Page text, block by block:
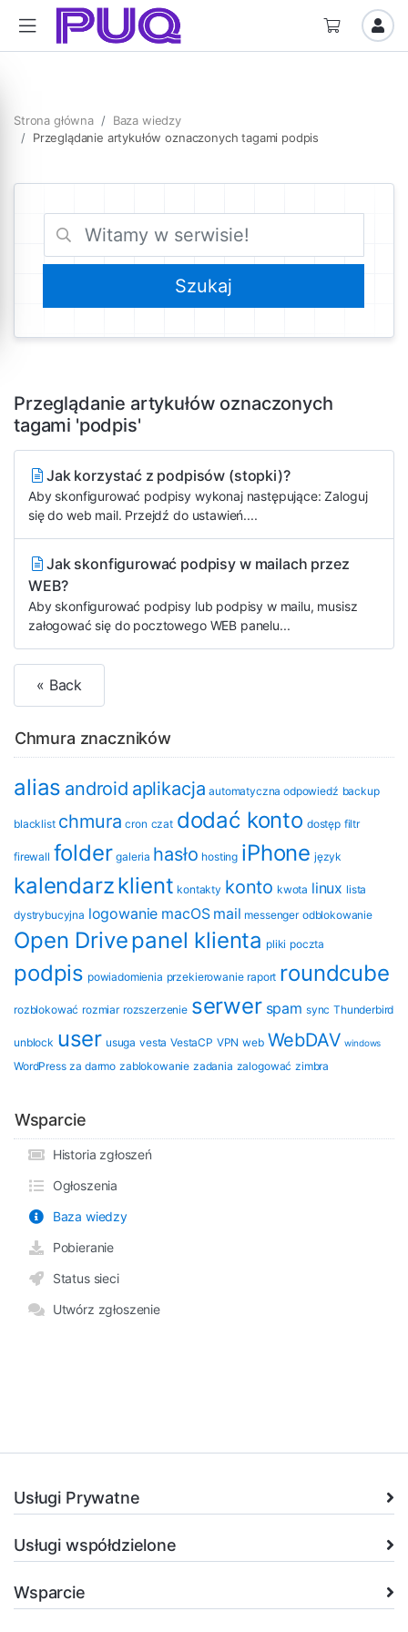
Strona główna
Baza wiedzy
Przeglądanie artykułów oznaczonych tagami podpis
Przeglądanie artykułów oznaczonych
tagami 'podpis'
Jak korzystać z podpisów (stopki)?
Aby skonfigurować podpisy wykonaj następujące: Zaloguj
się do web mail. Przejdź do ustawień....
Jak skonfigurować podpisy w mailach przez
WEB?
Aby skonfigurować podpisy lub podpisy w mailu, musisz
załogować się do pocztowego WEB panelu...
« Back
Chmura znaczników
alias android aplikacja automatyczna odpowiedź backup
blacklist chmura cron czat dodać konto dostęp filtr
firewall folder galeria hasło hosting iPhone język
kalendarzklient kontakty konto kwota linux lista
dystrybucyjna logowanie macOS mail messenger odblokowanie
Open Drivepanel klienta pliki poczta
podpis powiadomienia przekierowanie raport roundcube
rozblokować rozmiar rozszerzenie serwer spam sync Thunderbird
unblock user usuga vesta VestaCP VPN web WebDAV windows
WordPress za darmo zablokowanie zadania zalogować zimbra
Wsparcie
Historia zgłoszeń
Ogłoszenia
Baza wiedzy
Pobieranie
Status sieci
Utwórz zgłoszenie
Usługi Prywatne
Usługi współdzielone
Wsparcie